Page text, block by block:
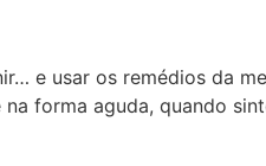
e usar os remédios da
forma aguda, quando